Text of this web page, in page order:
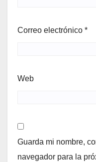
Correo electrónico *
Web
Guarda mi nombre,
navegador para la